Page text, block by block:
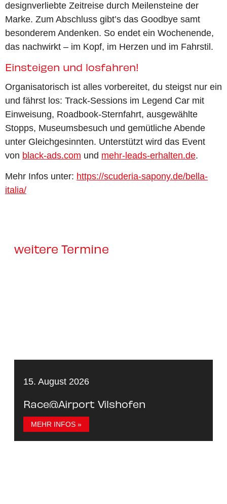
designverliebte Zeitreise durch Meilensteine der
Marke. Zum Abschluss gibt’s das Goodbye samt
besonderem Andenken. So endet ein Wochenende,
das nachwirkt – im Kopf, im Herzen und im Fahrstil.
Einsteigen und losfahren!
Organisatorisch ist alles vorbereitet, du steigst nur ein
und fährst los: Track-Sessions im Legend Car mit
Einweisung, Roadbook-Sternfahrt, ausgewählte
Stopps, Museumsbesuch und gemütliche Abende
unter Gleichgesinnten. Unterstützt wird das Event
von black-ads.com und mehr-leads-erhalten.de.
Mehr Infos unter: https://scuderia-sapony.de/bella-
italia/
weitere Termine
15. August 2026
Race@Airport Vilshofen
MEHR INFOS »